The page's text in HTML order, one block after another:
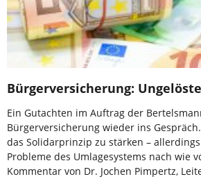
Bürgerversicherung:
Ein Gutachten im Auftrag der
Bürgerversicherung wieder ins
das Solidarprinzip zu stärken –
Probleme des Umlagesystems nach wie
Kommentar von Dr. Jochen Pimpertz,